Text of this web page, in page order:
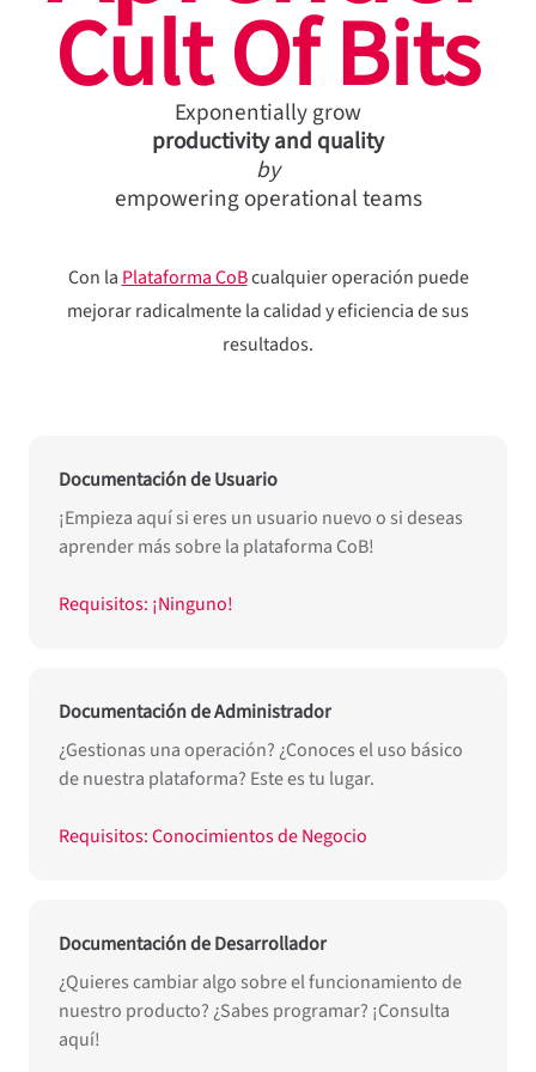
Cult Of Bits
Exponentially grow
productivity and quality
by
empowering operational teams
Con la Plataforma CoBcualquier operación puede
mejorar radicalmente la calidad y eficiencia de sus
resultados.
Documentación de Usuario
¡Empieza aquí si eres un usuario nuevo o si deseas
aprender más sobre la plataforma CoB!
Requisitos: ¡Ninguno!
Documentación de Administrador
¿Gestionas una operación? ¿Conoces el uso básico
de nuestra plataforma? Este es tu lugar.
Requisitos: Conocimientos de Negocio
Documentación de Desarrollador
¿Quieres cambiar algo sobre el funcionamiento de
nuestro producto? ¿Sabes programar? ¡Consulta
aquí!